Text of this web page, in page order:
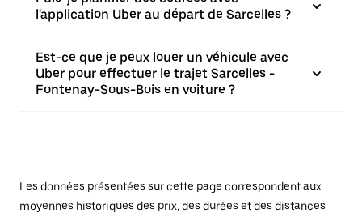
l'application Uber au départ de Sarcelles ?
Est-ce que je peux louer un véhicule avec
Uber pour effectuer le trajet Sarcelles -
Fontenay-Sous-Bois en voiture ?
Les données présentées sur cette page correspondent aux
moyennes historiques des prix, des durées et des distances